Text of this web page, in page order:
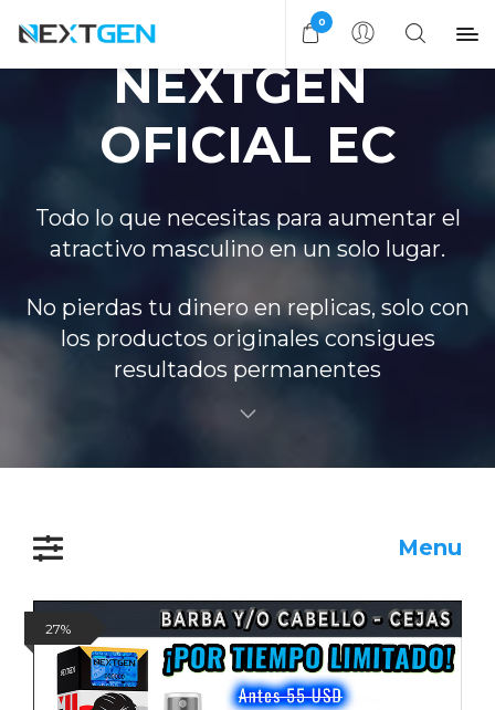
0
NEXTGEN
Todo lo que necesitas para aumentar el
atractivo masculino en un solo lugar.
No pierdas tu dinero en replicas, solo con
los productos originales consigues
resultados permanentes
Menu
27%